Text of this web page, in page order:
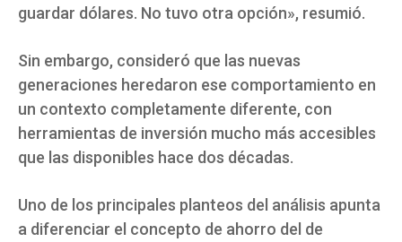
guardar dólares. No tuvo otra opción», resumió.
Sin embargo, consideró que las nuevas
generaciones heredaron ese comportamiento en
un contexto completamente diferente, con
herramientas de inversión mucho más accesibles
que las disponibles hace dos décadas.
Uno de los principales planteos del análisis apunta
a diferenciar el concepto de ahorro del de